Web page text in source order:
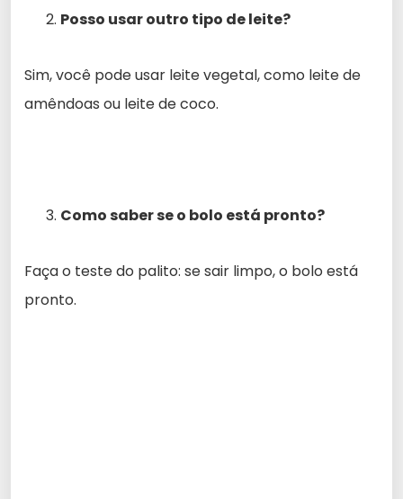
Posso usar outro tipo de leite?
Sim, você pode usar leite vegetal, como leite de
amêndoas ou leite de coco.
Como saber se o bolo está pronto?
Faça o teste do palito: se sair limpo, o bolo está
pronto.